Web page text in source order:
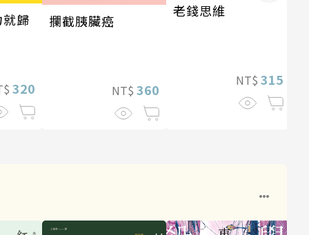
歸
320
攔截胰臟癌
NT$ 360
老錢思維
NT$ 315